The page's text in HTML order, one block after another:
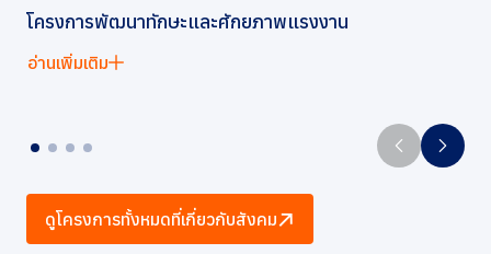
โครงการพัฒนาทักษะและศักยภาพแรงงาน
อ่านเพิ่มเติม
ดูโครงการทั้งหมดที่เกี่ยวกับสังคม